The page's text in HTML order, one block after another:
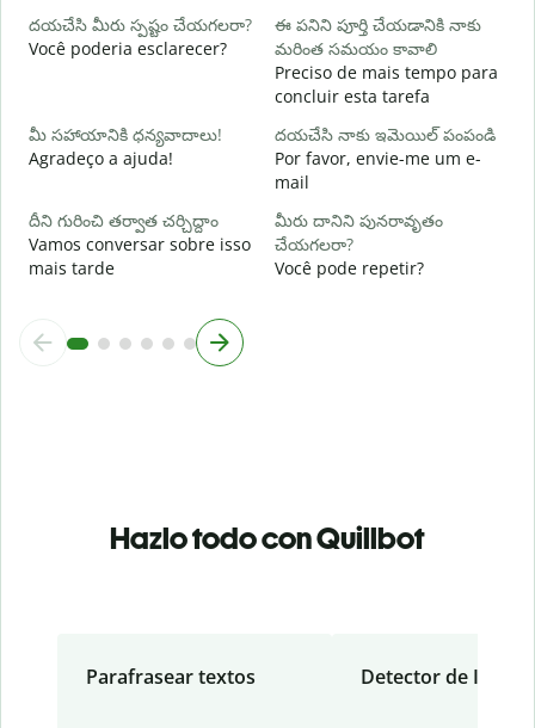
దయచేసి మీరు స్పష్టం చేయగలరా?
Você poderia esclarecer?
ఈ పనిని పూర్తి చేయడానికి నాకు
మరింత సమయం కావాలి
Preciso de mais tempo para
concluir esta tarefa
మీ సహాయానికి ధన్యవాదాలు!
Agradeço a ajuda!
దయచేసి నాకు ఇమెయిల్ పంపండి
Por favor, envie-me um e-
mail
దీని గురించి తర్వాత చర్చిద్దాం
Vamos conversar sobre isso
mais tarde
మీరు దానిని పునరావృతం
చేయగలరా?
Você pode repetir?
Hazlo todo con Quillbot
Parafrasear textos Detector de IA